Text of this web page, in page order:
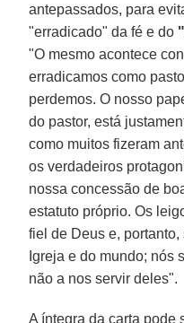
antepassados, para
"erradicado" da fé e do
"O mesmo acontece
erradicamos como
perdemos. O nosso
do pastor, está
como muitos fizeram
os verdadeiros
nossa concessão de
estatuto próprio. Os
fiel de Deus e,
Igreja e do mundo; nós
não a nos servir deles".
A íntegra da carta pode